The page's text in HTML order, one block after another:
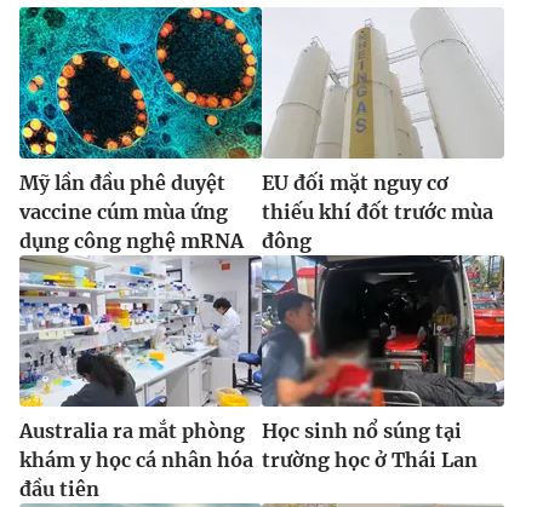
Mỹ lần đầu phê duyệt
vaccine cúm mùa ứng
dụng công nghệ mRNA
EU đối mặt nguy cơ
thiếu khí đốt trước mùa
đông
Australia ra mắt phòng
khám y học cá nhân hóa
đầu tiên
Học sinh nổ súng tại
trường học ở Thái Lan